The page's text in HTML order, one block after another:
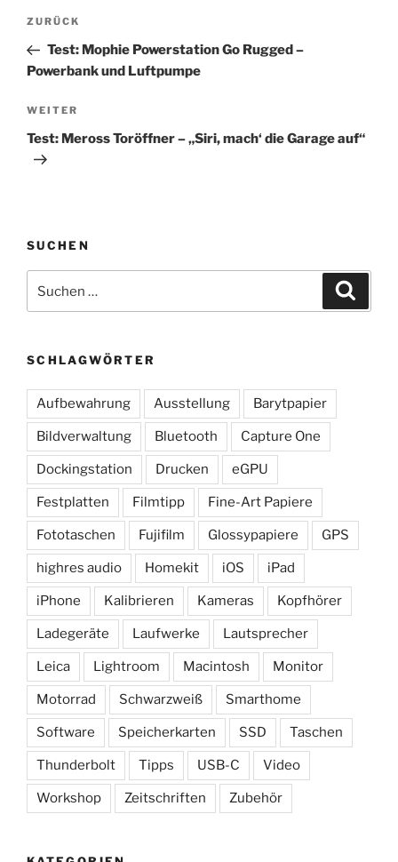
Beitragsnavigation
Vorheriger
Beitrag
ZURÜCK
Test: Mophie Powerstation Go Rugged –
Powerbank und Luftpumpe
Nächster
Beitrag
WEITER
Test: Meross Toröffner – „Siri, mach‘ die Garage auf“
SUCHEN
nach:
SCHLAGWÖRTER
Aufbewahrung Ausstellung Barytpapier
Bildverwaltung Bluetooth Capture One
Dockingstation Drucken eGPU
Festplatten Filmtipp Fine-Art Papiere
Fototaschen Fujifilm Glossypapiere GPS
highres audio Homekit iOS iPad
iPhone Kalibrieren Kameras Kopfhörer
Ladegeräte Laufwerke Lautsprecher
Leica Lightroom Macintosh Monitor
Motorrad Schwarzweiß Smarthome
Software Speicherkarten SSD Taschen
Thunderbolt Tipps USB-C Video
Workshop Zeitschriften Zubehör